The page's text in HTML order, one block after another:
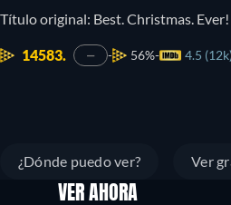
Título original: Best. Christmas. Ever!
14583. — 56% 4.5 (12k)
¿Dónde puedo ver? Ver
VER AHORA